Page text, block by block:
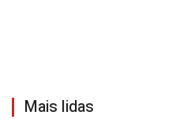
Mais lidas